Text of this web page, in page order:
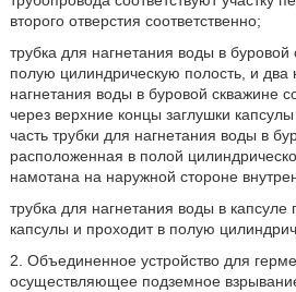
второго отверстия соответственно;
трубка для нагнетания воды в буровой
полую цилиндрическую полость, и два
нагнетания воды в буровой скважине
через верхние концы заглушки
часть трубки для нагнетания воды в
расположенная в полой
намотана на наружной стороне
трубка для нагнетания воды в капсуле
капсулы и проходит в полую
2. Объединенное устройство для
осуществляющее подземное